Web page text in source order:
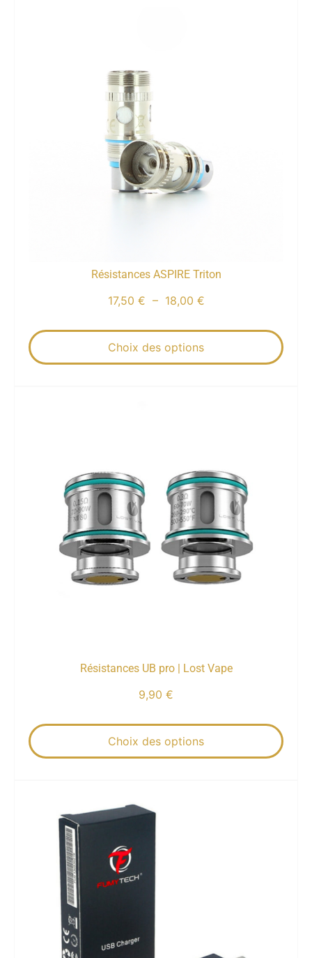
Résistances ASPIRE Triton
17,50 € – 18,00 €
Choix des options
Résistances UB pro | Lost Vape
9,90 €
Choix des options